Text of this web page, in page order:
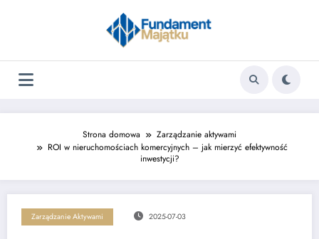
Strona domowa
Zarządzanie aktywami
ROI w nieruchomościach komercyjnych – jak mierzyć efektywność
inwestycji?
Zarządzanie Aktywami 2025-07-03